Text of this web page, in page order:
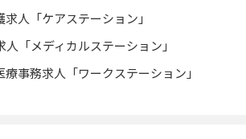
求人「ケアステーション」
人「メディカルステーション」
事務求人「ワークステーション」